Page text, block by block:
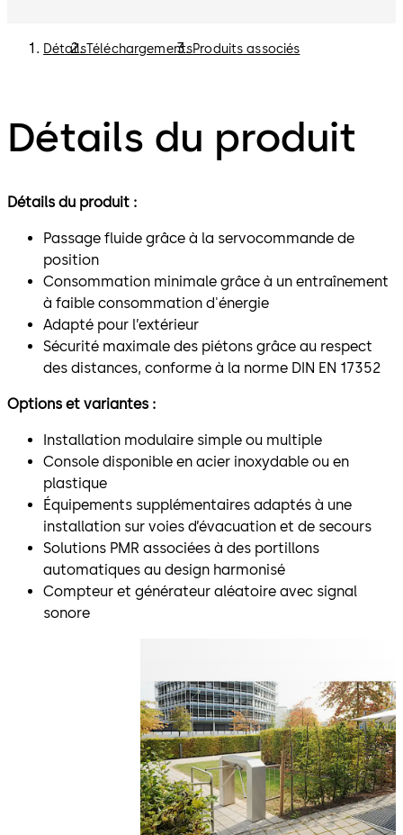
DétailsTéléchargementsProduits associés
Détails du produit
Détails du produit :
Passage fluide grâce à la servocommande de
position
Consommation minimale grâce à un entraînement
à faible consommation d'énergie
Adapté pour l’extérieur
Sécurité maximale des piétons grâce au respect
des distances, conforme à la norme DIN EN 17352
Options et variantes :
Installation modulaire simple ou multiple
Console disponible en acier inoxydable ou en
plastique
Équipements supplémentaires adaptés à une
installation sur voies d’évacuation et de secours
Solutions PMR associées à des portillons
automatiques au design harmonisé
Compteur et générateur aléatoire avec signal
sonore